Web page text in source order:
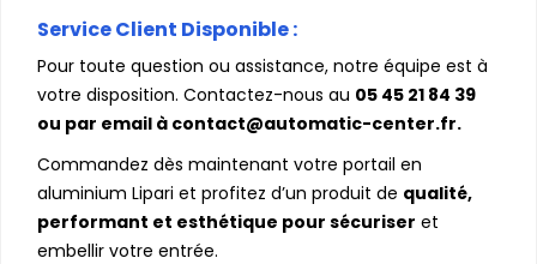
Service Client Disponible :
Pour toute question ou assistance, notre équipe est à
votre disposition. Contactez-nous au 05 45 21 84 39
ou par email à contact@automatic-center.fr.
Commandez dès maintenant votre portail en
aluminium Lipari et profitez d’un produit de qualité,
performant et esthétique pour sécuriser et
embellir votre entrée.